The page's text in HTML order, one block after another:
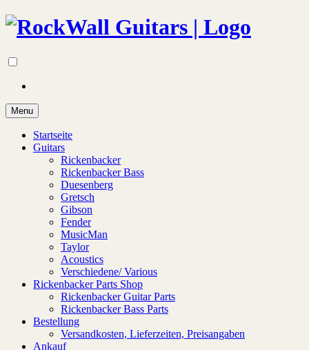
Menu
Startseite
Guitars
Rickenbacker
Rickenbacker Bass
Duesenberg
Gretsch
Gibson
Fender
MusicMan
Taylor
Acoustics
Verschiedene/ Various
Rickenbacker Parts Shop
Rickenbacker Guitar Parts
Rickenbacker Bass Parts
Bestellung
Versandkosten, Lieferzeiten, Preisangaben
Ankauf